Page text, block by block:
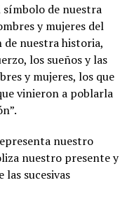
símbolo de nuestra
y mujeres del
de nuestra historia,
los sueños y las
y mujeres, los que
vinieron a poblarla
nuestro
nuestro presente y
sucesivas